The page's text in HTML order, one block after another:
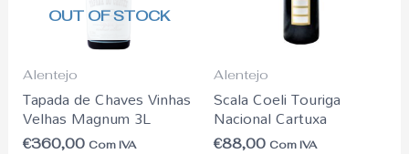
OUT OF STOCK
Alentejo
Tapada de Chaves Vinhas
Velhas Magnum 3L
€360,00 Com IVA
Alentejo
Scala Coeli Touriga
Nacional Cartuxa
€88,00 Com IVA